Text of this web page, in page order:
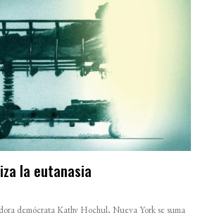
la eutanasia
demócrata Kathy Hochul, Nueva York se suma